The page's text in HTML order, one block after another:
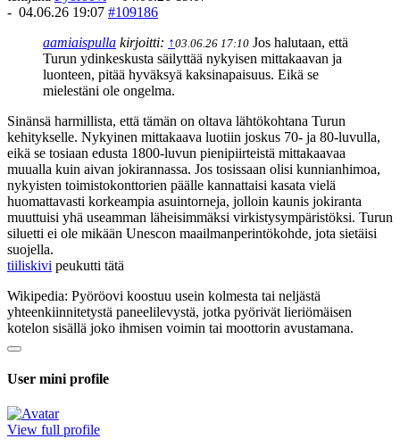
- 04.06.26 19:07 #109186
aamiaispulla kirjoitti: ↑03.06.26 17:10 Jos halutaan, että
Turun ydinkeskusta säilyttää nykyisen mittakaavan ja
luonteen, pitää hyväksyä kaksinapaisuus. Eikä se
mielestäni ole ongelma.
Sinänsä harmillista, että tämän on oltava lähtökohtana Turun
kehitykselle. Nykyinen mittakaava luotiin joskus 70- ja 80-luvulla,
eikä se tosiaan edusta 1800-luvun pienipiirteistä mittakaavaa
muualla kuin aivan jokirannassa. Jos tosissaan olisi kunnianhimoa,
nykyisten toimistokonttorien päälle kannattaisi kasata vielä
huomattavasti korkeampia asuintorneja, jolloin kaunis jokiranta
muuttuisi yhä useamman läheisimmäksi virkistysympäristöksi. Turun
siluetti ei ole mikään Unescon maailmanperintökohde, jota sietäisi
suojella.
tiiliskivi peukutti tätä
Wikipedia: Pyöröovi koostuu usein kolmesta tai neljästä
yhteenkiinnitetystä paneelilevystä, jotka pyörivät lieriömäisen
kotelon sisällä joko ihmisen voimin tai moottorin avustamana.
User mini profile
View full profile